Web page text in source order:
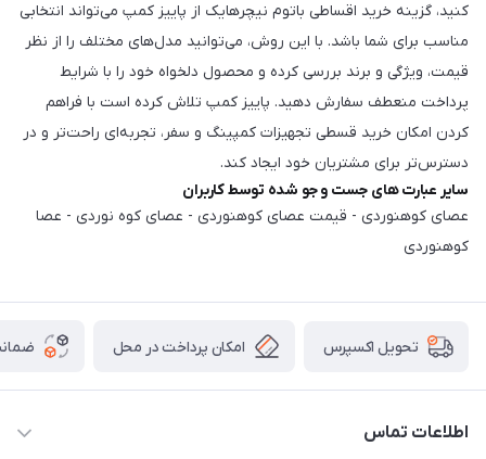
کنید، گزینه خرید اقساطی باتوم نیچرهایک از پاییز کمپ می‌تواند انتخابی
مناسب برای شما باشد. با این روش، می‌توانید مدل‌های مختلف را از نظر
قیمت، ویژگی و برند بررسی کرده و محصول دلخواه خود را با شرایط
پرداخت منعطف سفارش دهید. پاییز کمپ تلاش کرده است با فراهم
کردن امکان خرید قسطی تجهیزات کمپینگ و سفر، تجربه‌ای راحت‌تر و در
دسترس‌تر برای مشتریان خود ایجاد کند.
سایر عبارت های جست و جو شده توسط کاربران
عصای کوهنوردی - قیمت عصای کوهنوردی - عصای کوه نوردی - عصا
کوهنوردی
تحویل اکسپرس امکان پرداخت در محل
اطلاعات تماس